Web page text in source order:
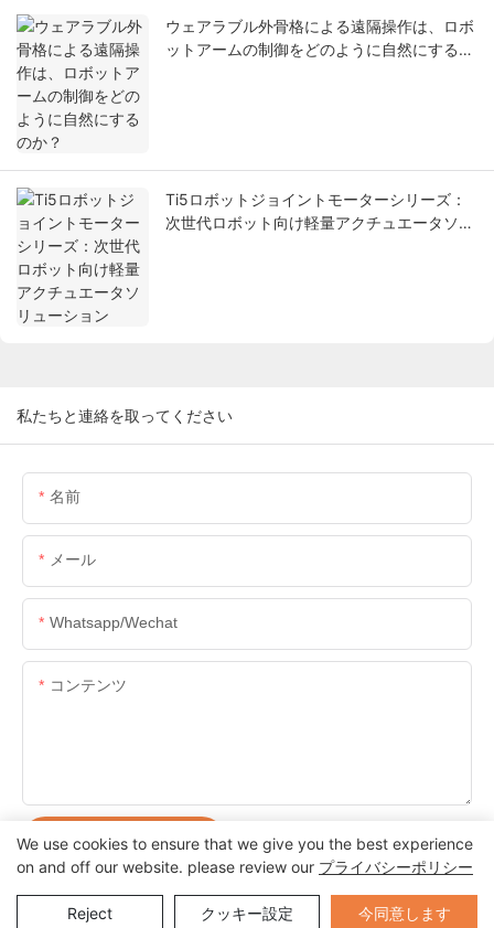
ウェアラブル外骨格による遠隔操作は、ロボ
ットアームの制御をどのように自然にするの
Ti5ロボットジョイントモーターシリーズ：
次世代ロボット向け軽量アクチュエータソリ
私たちと連絡を取ってください
名前
メール
Whatsapp/wechat
コンテンツ
お問い合わせを送る
Send Inquiry
We use cookies to ensure that we give you the best experience
on and off our website. please review our プライバシーポリシー
Reject クッキー設定 今同意します